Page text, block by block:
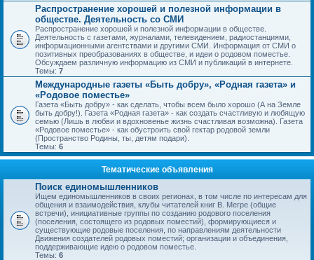
Распространение хорошей и полезной информации в
обществе. Деятельность со СМИ
Распространение хорошей и полезной информации в обществе.
Деятельность с газетами, журналами, телевидением, радиостанциями,
информационными агентствами и другими СМИ. Информация от СМИ о
позитивных преобразованиях в обществе, и идеи о родовом поместье.
Обсуждаем различную информацию из СМИ и публикаций в интернете.
Темы: 7
Международные газеты «Быть добру», «Родная газета» и
«Родовое поместье»
Газета «Быть добру» - как сделать, чтобы всем было хорошо (А на Земле
быть добру!). Газета «Родная газета» - как создать счастливую и любящую
семью (Лишь в любви и вдохновенье жизнь счастливая возможна). Газета
«Родовое поместье» - как обустроить свой гектар родовой земли
(Пространство Родины, ты, детям подари).
Темы: 6
Тематические объявления
Поиск единомышленников
Ищем единомышленников в своих регионах, в том числе по интересам для
общения и взаимодействия, клубы читателей книг В. Мегре (общие
встречи), инициативные группы по созданию родового поселения
(поселения, состоящего из родовых поместий), формирующиеся и
существующие родовые поселения, по направлениям деятельности
Движения создателей родовых поместий; организации и объединения,
поддерживающие идею о родовом поместье.
Темы: 6